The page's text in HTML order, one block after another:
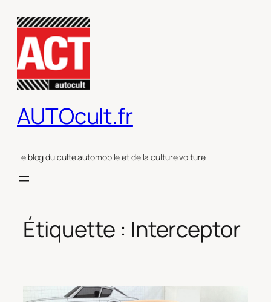
contenu
AUTOcult.fr
Le blog du culte automobile et de la culture voiture
Étiquette : Interceptor